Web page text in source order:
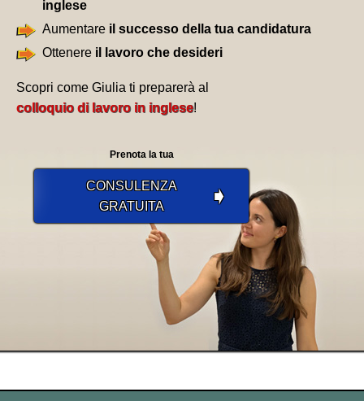
inglese
Aumentare il successo della tua candidatura
Ottenere il lavoro che desideri
Scopri come Giulia ti preparerà al
colloquio di lavoro in inglese!
Prenota la tua
CONSULENZA
GRATUITA
➧